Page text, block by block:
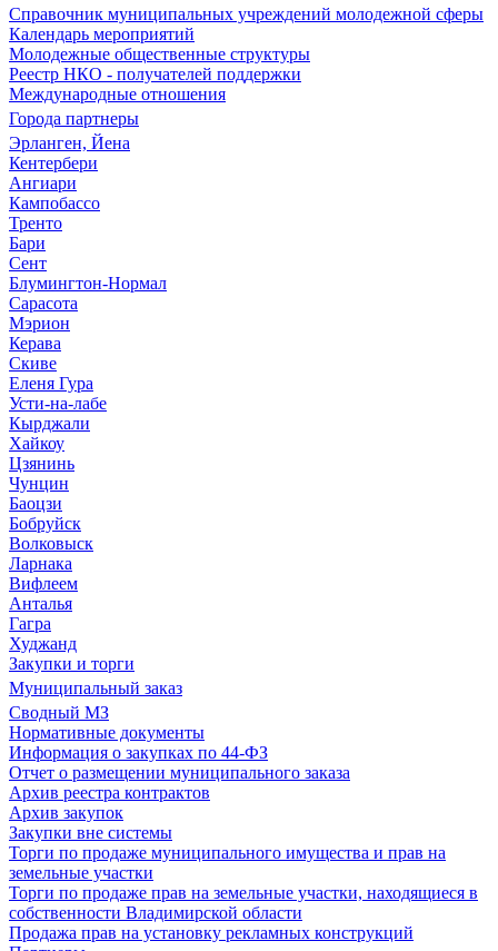
Справочник муниципальных учреждений молодежной сферы
Календарь мероприятий
Молодежные общественные структуры
Реестр НКО - получателей поддержки
Международные отношения
Города партнеры
Эрланген, Йена
Кентербери
Ангиари
Кампобассо
Тренто
Бари
Сент
Блумингтон-Нормал
Сарасота
Мэрион
Керава
Скиве
Еленя Гура
Усти-на-лабе
Кырджали
Хайкоу
Цзянинь
Чунцин
Баоцзи
Бобруйск
Волковыск
Ларнака
Вифлеем
Анталья
Гагра
Худжанд
Закупки и торги
Муниципальный заказ
Сводный МЗ
Нормативные документы
Информация о закупках по 44-ФЗ
Отчет о размещении муниципального заказа
Архив реестра контрактов
Архив закупок
Закупки вне системы
Торги по продаже муниципального имущества и прав на
земельные участки
Торги по продаже прав на земельные участки, находящиеся в
собственности Владимирской области
Продажа прав на установку рекламных конструкций